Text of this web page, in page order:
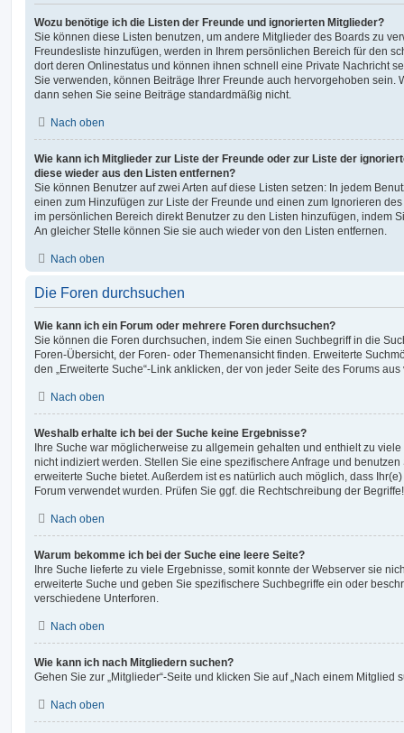
Wozu benötige ich die Listen der Freunde und ignorierten Mitglieder?
Sie können diese Listen benutzen, um andere Mitglieder des Boards zu
Freundesliste hinzufügen, werden in Ihrem persönlichen Bereich für den
dort deren Onlinestatus und können ihnen schnell eine Private Nachricht
Sie verwenden, können Beiträge Ihrer Freunde auch hervorgehoben sein.
dann sehen Sie seine Beiträge standardmäßig nicht.
Nach oben
Wie kann ich Mitglieder zur Liste der Freunde oder zur Liste der
diese wieder aus den Listen entfernen?
Sie können Benutzer auf zwei Arten auf diese Listen setzen: In jedem
einen zum Hinzufügen zur Liste der Freunde und einen zum Ignorieren
im persönlichen Bereich direkt Benutzer zu den Listen hinzufügen, indem
An gleicher Stelle können Sie sie auch wieder von den Listen entfernen.
Nach oben
Die Foren durchsuchen
Wie kann ich ein Forum oder mehrere Foren durchsuchen?
Sie können die Foren durchsuchen, indem Sie einen Suchbegriff in die
Foren-Übersicht, der Foren- oder Themenansicht finden. Erweiterte
den „Erweiterte Suche“-Link anklicken, der von jeder Seite des Forums aus
Nach oben
Weshalb erhalte ich bei der Suche keine Ergebnisse?
Ihre Suche war möglicherweise zu allgemein gehalten und enthielt zu
nicht indiziert werden. Stellen Sie eine spezifischere Anfrage und
erweiterte Suche bietet. Außerdem ist es natürlich auch möglich, dass
Forum verwendet wurden. Prüfen Sie ggf. die Rechtschreibung der Begriffe!
Nach oben
Warum bekomme ich bei der Suche eine leere Seite?
Ihre Suche lieferte zu viele Ergebnisse, somit konnte der Webserver sie
erweiterte Suche und geben Sie spezifischere Suchbegriffe ein oder
verschiedene Unterforen.
Nach oben
Wie kann ich nach Mitgliedern suchen?
Gehen Sie zur „Mitglieder“-Seite und klicken Sie auf „Nach einem Mitglied
Nach oben